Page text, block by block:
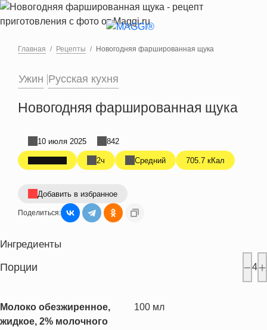
Перейти к основному содержанию
Главная Рецепты Новогодняя фаршированная щука
Ужин Русская кухня
Новогодняя фаршированная щука
2ч Средний 705.7 кКал
10 июля 2025 842
Добавить в избранное
Поделиться:
Ингредиенты
Порции 4
Молоко обезжиренное,
жидкое, 2% молочного
100 мл